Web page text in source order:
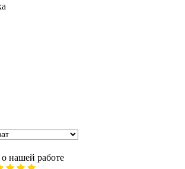
нашей работе